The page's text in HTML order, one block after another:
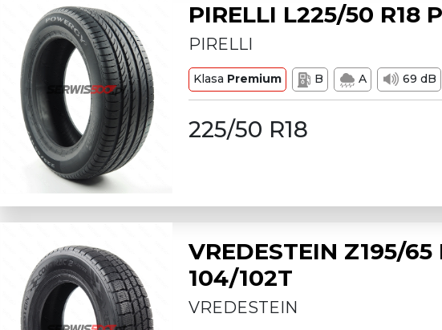
PIRELLI L225/50 R18
PIRELLI
Klasa Premium B A 69 dB
225/50 R18
VREDESTEIN Z195/
104/102T
VREDESTEIN